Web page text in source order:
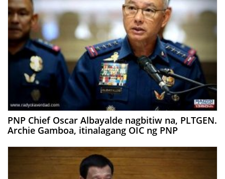
PNP Chief Oscar Albayalde nagbitiw na, PLTGEN.
Archie Gamboa, itinalagang OIC ng PNP